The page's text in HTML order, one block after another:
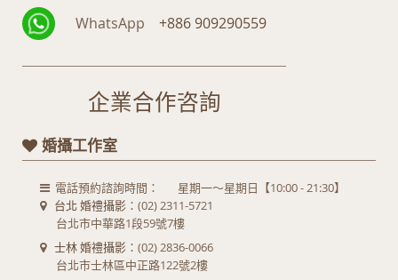
WhatsApp +886 909290559
企業合作咨詢
婚攝工作室
電話預約諮詢時間：
星期一～星期日【10:00 - 21:30】
台北 婚禮攝影 ：(02) 2311-5721
台北市中華路1段59號7樓
士林 婚禮攝影 ：(02) 2836-0066
台北市士林區中正路122號2樓